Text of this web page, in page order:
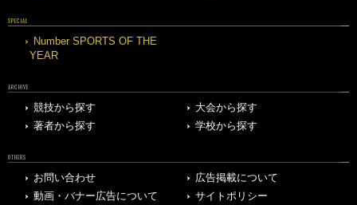
SPECIAL
Number SPORTS OF THE
YEAR
ARCHIVE
競技から探す
大会から探す
著者から探す
学校から探す
OTHERS
お問い合わせ
広告掲載について
動画・バナー広告について
サイトポリシー